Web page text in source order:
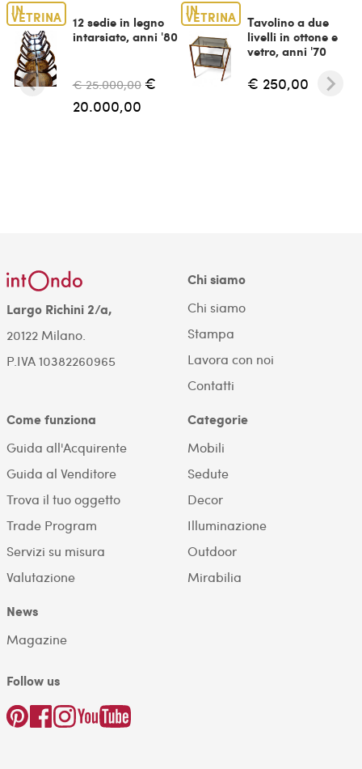
IN
VETRINA
12 sedie in legno
intarsiato, anni '80
€ 25.000,00 €
20.000,00
IN
VETRINA
Tavolino a due
livelli in ottone e
vetro, anni '70
€ 250,00
Largo Richini 2/a,
20122 Milano.
P.IVA 10382260965
Chi siamo
Chi siamo
Stampa
Lavora con noi
Contatti
Come funziona
Guida all'Acquirente
Guida al Venditore
Trova il tuo oggetto
Trade Program
Servizi su misura
Valutazione
Categorie
Mobili
Sedute
Decor
Illuminazione
Outdoor
Mirabilia
News
Magazine
Follow us